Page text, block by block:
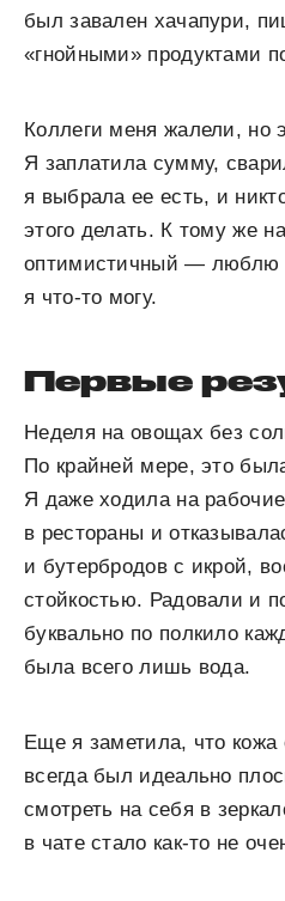
был завален хачапури,
«гнойными» продуктами
Коллеги меня жалели, но
Я заплатила сумму,
я выбрала ее есть, и
этого делать. К тому же
оптимистичный — люблю
я что-то могу.
Первые
Неделя на овощах без
По крайней мере, это
Я даже ходила на
в рестораны и
и бутербродов с икрой,
стойкостью. Радовали и
буквально по полкило
была всего лишь вода.
Еще я заметила, что кожа
всегда был идеально
смотреть на себя в
в чате стало как-то не